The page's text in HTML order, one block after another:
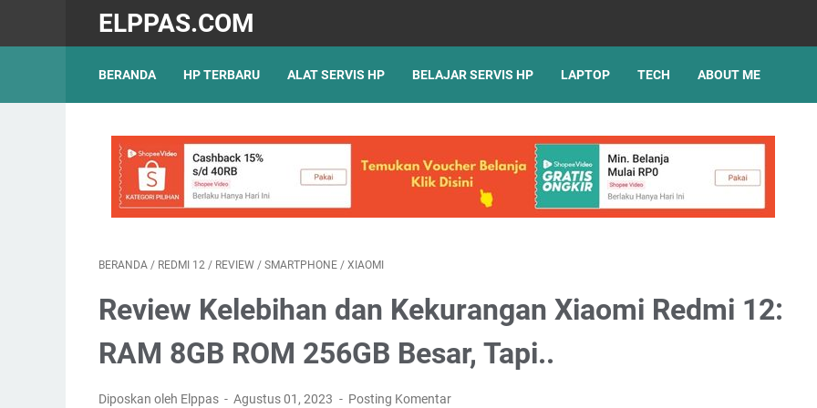
ELPPAS.COM
BERANDA HP TERBARU ALAT SERVIS HP BELAJAR SERVIS HP LAPTOP TECH ABOUT ME
BERANDA / REDMI 12 / REVIEW / SMARTPHONE / XIAOMI
Review Kelebihan dan Kekurangan Xiaomi Redmi 12:
RAM 8GB ROM 256GB Besar, Tapi..
Diposkan oleh Elppas Agustus 01, 2023 Posting Komentar